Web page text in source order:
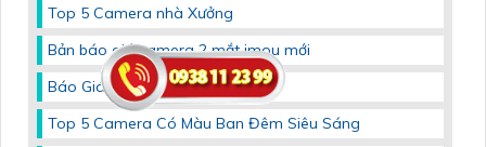
Top 5 Camera nhà Xưởng
Bản báo giá camera 2 mắt imou mới
Báo Giá Camera Dahua
Top 5 Camera Có Màu Ban Đêm Siêu Sáng